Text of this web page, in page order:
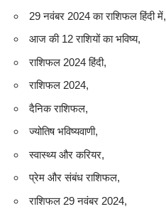
29 नवंबर 2024 का राशिफल हिंदी में,
आज की 12 राशियों का भविष्य,
राशिफल 2024 हिंदी,
राशिफल 2024,
दैनिक राशिफल,
ज्योतिष भविष्यवाणी,
स्वास्थ्य और करियर,
प्रेम और संबंध राशिफल,
राशिफल 29 नवंबर 2024,